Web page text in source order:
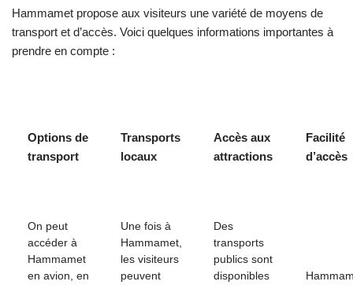
Hammamet propose aux visiteurs une variété de moyens de
transport et d’accès. Voici quelques informations importantes à
prendre en compte :
Options de
transport
Transports
locaux
Accès aux
attractions
Facilité
d’accès
On peut
accéder à
Hammamet
en avion, en
Une fois à
Hammamet,
les visiteurs
peuvent
Des
transports
publics sont
disponibles